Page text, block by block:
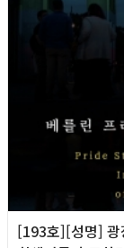
[193호][성명] 광